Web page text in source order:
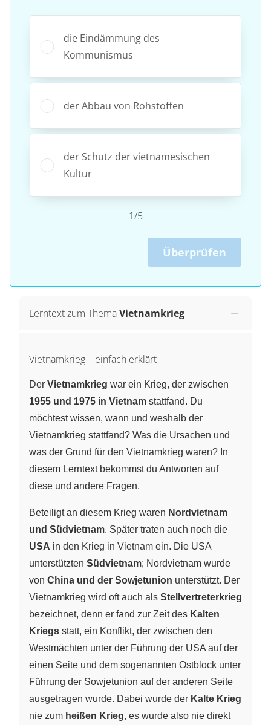
die Eindämmung des
Kommunismus
der Abbau von Rohstoffen
der Schutz der vietnamesischen
Kultur
1/5
Überprüfen
Lerntext zum ThemaVietnamkrieg
Vietnamkrieg – einfach erklärt
Der Vietnamkrieg war ein Krieg, der zwischen
1955 und 1975 in Vietnam stattfand. Du
möchtest wissen, wann und weshalb der
Vietnamkrieg stattfand? Was die Ursachen und
was der Grund für den Vietnamkrieg waren? In
diesem Lerntext bekommst du Antworten auf
diese und andere Fragen.
Beteiligt an diesem Krieg waren Nordvietnam
und Südvietnam. Später traten auch noch die
USA in den Krieg in Vietnam ein. Die USA
unterstützten Südvietnam; Nordvietnam wurde
von China und der Sowjetunion unterstützt. Der
Vietnamkrieg wird oft auch als Stellvertreterkrieg
bezeichnet, denn er fand zur Zeit des Kalten
Kriegs statt, ein Konflikt, der zwischen den
Westmächten unter der Führung der USA auf der
einen Seite und dem sogenannten Ostblock unter
Führung der Sowjetunion auf der anderen Seite
ausgetragen wurde. Dabei wurde der Kalte Krieg
nie zum heißen Krieg, es wurde also nie direkt